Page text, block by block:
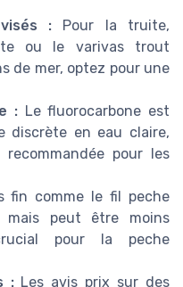
:Pour la truite,
ou le varivas trout
de mer, optez pour une
:Le fluorocarbone est
discrète en eau claire,
pour les
fin comme le fil peche
peut être moins
pour la peche
:Les avis prix sur des